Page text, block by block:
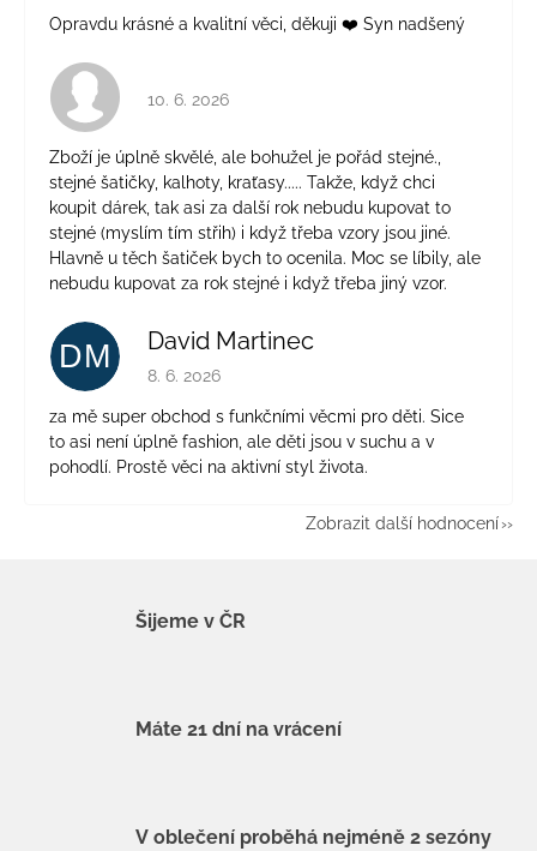
Opravdu krásné a kvalitní věci, děkuji ❤️ Syn nadšený
Hodnocení obchodu je 4 z 5 hvězdiček.
10. 6. 2026
Zboží je úplně skvělé, ale bohužel je pořád stejné.,
stejné šatičky, kalhoty, kraťasy..... Takže, když chci
koupit dárek, tak asi za další rok nebudu kupovat to
stejné (myslím tím střih) i když třeba vzory jsou jiné.
Hlavně u těch šatiček bych to ocenila. Moc se líbily, ale
nebudu kupovat za rok stejné i když třeba jiný vzor.
DM David Martinec
Hodnocení obchodu je 5 z 5 hvězdiček.
8. 6. 2026
za mě super obchod s funkčními věcmi pro děti. Sice
to asi není úplně fashion, ale děti jsou v suchu a v
pohodlí. Prostě věci na aktivní styl života.
Zobrazit další hodnocení
Šijeme v ČR
Máte 21 dní na vrácení
V oblečení proběhá nejméně 2 sezóny